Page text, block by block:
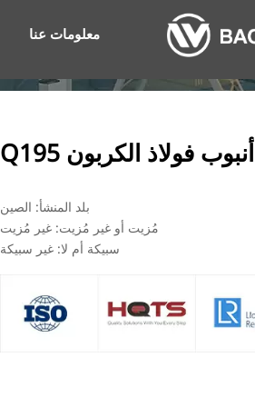
معلومات عنا
أنبوب فولاذ الكربون Q195
بلد المنشأ: الصين
مُزيت أو غير مُزيت: غير مُزيت
سبيكة أم لا: غير سبيكة